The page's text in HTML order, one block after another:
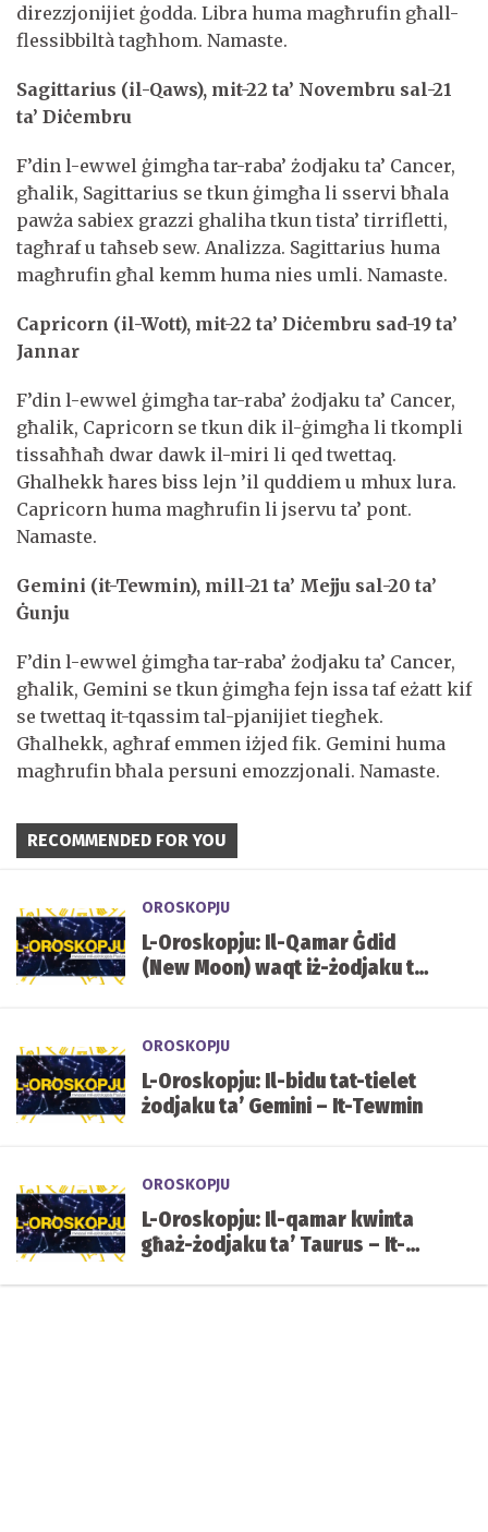
direzzjonijiet ġodda. Libra huma magħrufin għall-
flessibbiltà tagħhom. Namaste.
Sagittarius (il-Qaws), mit-22 ta’ Novembru sal-21
ta’ Diċembru
F’din l-ewwel ġimgħa tar-raba’ żodjaku ta’ Cancer,
għalik, Sagittarius se tkun ġimgħa li sservi bħala
pawża sabiex grazzi ghaliha tkun tista’ tirrifletti,
tagħraf u taħseb sew. Analizza. Sagittarius huma
magħrufin għal kemm huma nies umli. Namaste.
Capricorn (il-Wott), mit-22 ta’ Diċembru sad-19 ta’
Jannar
F’din l-ewwel ġimgħa tar-raba’ żodjaku ta’ Cancer,
għalik, Capricorn se tkun dik il-ġimgħa li tkompli
tissaħħaħ dwar dawk il-miri li qed twettaq.
Ghalhekk ħares biss lejn ’il quddiem u mhux lura.
Capricorn huma magħrufin li jservu ta’ pont.
Namaste.
Gemini (it-Tewmin), mill-21 ta’ Mejju sal-20 ta’
Ġunju
F’din l-ewwel ġimgħa tar-raba’ żodjaku ta’ Cancer,
għalik, Gemini se tkun ġimgħa fejn issa taf eżatt kif
se twettaq it-tqassim tal-pjanijiet tiegħek.
Għalhekk, agħraf emmen iżjed fik. Gemini huma
magħrufin bħala persuni emozzjonali. Namaste.
RECOMMENDED FOR YOU
OROSKOPJU
L-Oroskopju: Il-Qamar Ġdid
(New Moon) waqt iż-żodjaku ta’
OROSKOPJU
L-Oroskopju: Il-bidu tat-tielet
żodjaku ta’ Gemini – It-Tewmin
OROSKOPJU
L-Oroskopju: Il-qamar kwinta
għaż-żodjaku ta’ Taurus – It-